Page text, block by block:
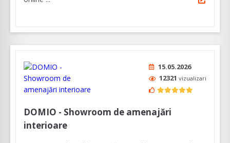
15.05.2026
12321 vizualizari
DOMIO - Showroom de amenajări
interioare